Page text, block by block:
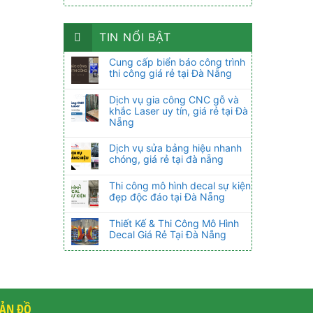
TIN NỔI BẬT
Cung cấp biển báo công trình
thi công giá rẻ tại Đà Nẵng
Dịch vụ gia công CNC gỗ và
khắc Laser uy tín, giá rẻ tại Đà
Nẵng
Dịch vụ sửa bảng hiệu nhanh
chóng, giá rẻ tại đà nẵng
Thi công mô hình decal sự kiện
đẹp độc đáo tại Đà Nẵng
Thiết Kế & Thi Công Mô Hình
Decal Giá Rẻ Tại Đà Nẵng
ĐỒ